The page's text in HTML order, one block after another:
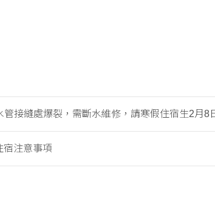
管接縫處爆裂，需斷水維修，請寒假住宿生2月8
宿注意事項